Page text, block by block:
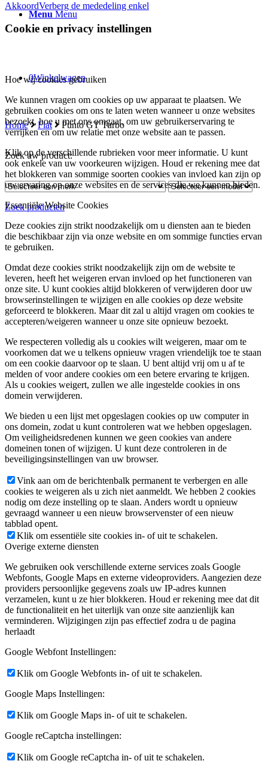
Menu Menu
0Winkelwagen
Home Fiat Punto GT Turbo
Zoek uw product:
Zoek producten
AkkoordVerberg de mededeling enkel
Cookie en privacy instellingen
Hoe wij cookies gebruiken
We kunnen vragen om cookies op uw apparaat te plaatsen. We
gebruiken cookies om ons te laten weten wanneer u onze websites
bezoekt, hoe u met ons omgaat, om uw gebruikerservaring te
verrijken en om uw relatie met onze website aan te passen.
Klik op de verschillende rubrieken voor meer informatie. U kunt
ook enkele van uw voorkeuren wijzigen. Houd er rekening mee dat
het blokkeren van sommige soorten cookies van invloed kan zijn op
uw ervaring op onze websites en de services die we kunnen bieden.
Essentiële Website Cookies
Deze cookies zijn strikt noodzakelijk om u diensten aan te bieden
die beschikbaar zijn via onze website en om sommige functies ervan
te gebruiken.
Omdat deze cookies strikt noodzakelijk zijn om de website te
leveren, heeft het weigeren ervan invloed op het functioneren van
onze site. U kunt cookies altijd blokkeren of verwijderen door uw
browserinstellingen te wijzigen en alle cookies op deze website
geforceerd te blokkeren. Maar dit zal u altijd vragen om cookies te
accepteren/weigeren wanneer u onze site opnieuw bezoekt.
We respecteren volledig als u cookies wilt weigeren, maar om te
voorkomen dat we u telkens opnieuw vragen vriendelijk toe te staan
om een cookie daarvoor op te slaan. U bent altijd vrij om u af te
melden of voor andere cookies om een betere ervaring te krijgen.
Als u cookies weigert, zullen we alle ingestelde cookies in ons
domein verwijderen.
We bieden u een lijst met opgeslagen cookies op uw computer in
ons domein, zodat u kunt controleren wat we hebben opgeslagen.
Om veiligheidsredenen kunnen we geen cookies van andere
domeinen tonen of wijzigen. U kunt deze controleren in de
beveiligingsinstellingen van uw browser.
Vink aan om de berichtenbalk permanent te verbergen en alle
cookies te weigeren als u zich niet aanmeldt. We hebben 2 cookies
nodig om deze instelling op te slaan. Anders wordt u opnieuw
gevraagd wanneer u een nieuw browservenster of een nieuw
tabblad opent.
Klik om essentiële site cookies in- of uit te schakelen.
Overige externe diensten
We gebruiken ook verschillende externe services zoals Google
Webfonts, Google Maps en externe videoproviders. Aangezien deze
providers persoonlijke gegevens zoals uw IP-adres kunnen
verzamelen, kunt u ze hier blokkeren. Houd er rekening mee dat dit
de functionaliteit en het uiterlijk van onze site aanzienlijk kan
verminderen. Wijzigingen zijn pas effectief zodra u de pagina
herlaadt
Google Webfont Instellingen:
Klik om Google Webfonts in- of uit te schakelen.
Google Maps Instellingen:
Klik om Google Maps in- of uit te schakelen.
Google reCaptcha instellingen:
Klik om Google reCaptcha in- of uit te schakelen.